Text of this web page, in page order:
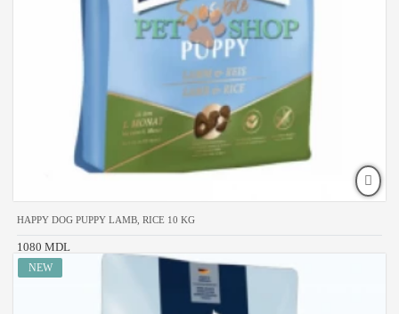
HAPPY DOG PUPPY LAMB, RICE 10 KG
1080 MDL